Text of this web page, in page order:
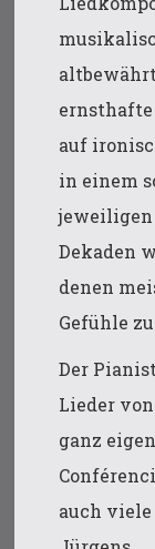
ernsthafte
auf
in einem
jeweiligen
Dekaden
denen
Gefühle
Der
Lieder
ganz
auch